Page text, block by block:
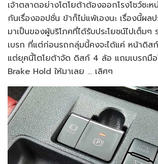
เจ้าตลาดอย่างโตโยต้าต้องออกโรงโชว์ซะห
กันเรื่องออปชั่น ข้าก็ไม่แพ้เองนะ เรื่องนี้ผล
มาเป็นของผู้บริโภคที่ได้รับประโยชน์ไปเต็มๆ
เบรก ที่แต่ก่อนรถกลุ่มนี้คงจะได้แค่ หน้าดิส
แต่ยุคนี้โตโยต้าจัด ดิสก์ 4 ล้อ แถมเบรกมื
Brake Hold ให้มาเลย … เลิศๆ